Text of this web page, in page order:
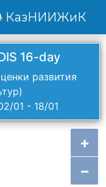
КазНИИЖиК
+
−
16-day
развития
01 - 18/01